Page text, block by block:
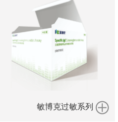
敏博克过敏系列